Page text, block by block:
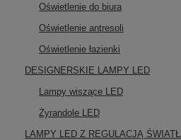
Oświetlenie do biura
Oświetlenie antresoli
Oświetlenie łazienki
DESIGNERSKIE LAMPY LED
Lampy wiszące LED
Żyrandole LED
LAMPY LED Z REGULACJĄ